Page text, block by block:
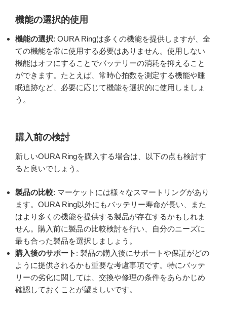
機能の選択的使用
機能の選択: OURA Ringは多くの機能を提供しますが、全
ての機能を常に使用する必要はありません。使用しない
機能はオフにすることでバッテリーの消耗を抑えること
ができます。たとえば、常時心拍数を測定する機能や睡
眠追跡など、必要に応じて機能を選択的に使用しましょ
う。
購入前の検討
新しいOURA Ringを購入する場合は、以下の点も検討す
ると良いでしょう。
製品の比較: マーケットには様々なスマートリングがあり
ます。OURA Ring以外にもバッテリー寿命が長い、また
はより多くの機能を提供する製品が存在するかもしれま
せん。購入前に製品の比較検討を行い、自分のニーズに
最も合った製品を選択しましょう。
購入後のサポート : 製品の購入後にサポートや保証がどの
ように提供されるかも重要な考慮事項です。特にバッテ
リーの劣化に関しては、交換や修理の条件をあらかじめ
確認しておくことが望ましいです。